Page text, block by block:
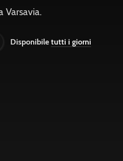
Varsavia.
Disponibiletutti i giorni